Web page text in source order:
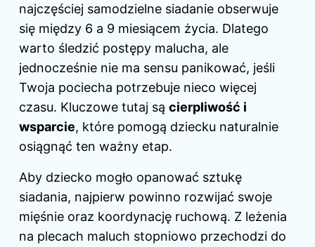
najczęściej samodzielne siadanie obserwuje
się między 6 a 9 miesiącem życia. Dlatego
warto śledzić postępy malucha, ale
jednocześnie nie ma sensu panikować, jeśli
Twoja pociecha potrzebuje nieco więcej
czasu. Kluczowe tutaj są cierpliwość i
wsparcie, które pomogą dziecku naturalnie
osiągnąć ten ważny etap.
Aby dziecko mogło opanować sztukę
siadania, najpierw powinno rozwijać swoje
mięśnie oraz koordynację ruchową. Z leżenia
na plecach maluch stopniowo przechodzi do